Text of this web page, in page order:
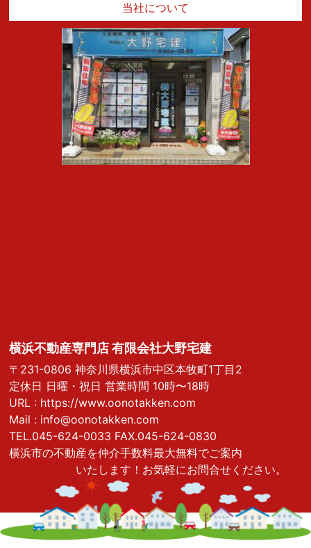
当社について
横浜不動産専門店 有限会社大野宅建
〒231-0806 神奈川県横浜市中区本牧町1丁目2
定休日 日曜・祝日 営業時間 10時〜18時
URL : https://www.oonotakken.com
Mail : info@oonotakken.com
TEL.045-624-0033 FAX.045-624-0830
横浜市の不動産を仲介手数料最大無料でご案内
いたします！お気軽にお問合せください。